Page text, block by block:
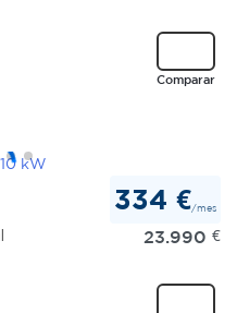
Comparar
334 €/mes
23.990 €